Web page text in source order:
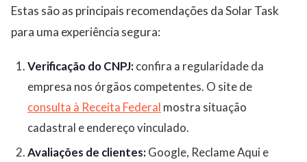
Estas são as principais recomendações da Solar Task
para uma experiência segura:
Verificação do CNPJ:confira a regularidade da
empresa nos órgãos competentes. O site de
consulta à Receita Federal mostra situação
cadastral e endereço vinculado.
Avaliações de clientes:Google, Reclame Aqui e